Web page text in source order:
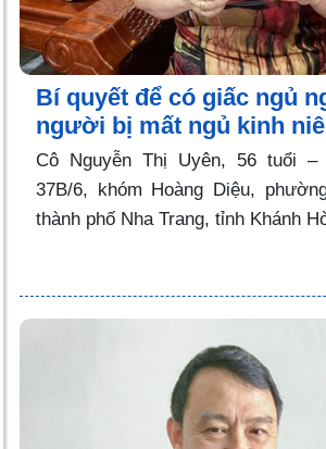
Bí quyết để có giấc ngủ
người bị mất ngủ kinh
Cô Nguyễn Thị Uyên, 56 tuổi
37B/6, khóm Hoàng Diệu,
thành phố Nha Trang, tỉnh Khánh